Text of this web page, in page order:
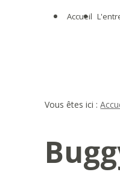
Accueil
Vous êtes ici :